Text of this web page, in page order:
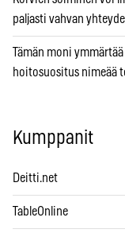
paljasti vahvan
Tämän moni
hoitosuositus nimeää
Kumppanit
Deitti.net
TableOnline